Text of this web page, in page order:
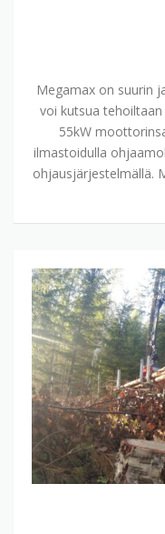
Megamax on suurin
voi kutsua
55kW
ilmastoidulla
ohjausjärjestelmällä.
Superbullet